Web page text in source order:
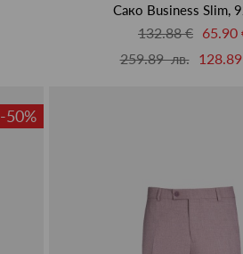
Сако Business Slim,
132.88 € 65.90
259.89 лв.
-50%